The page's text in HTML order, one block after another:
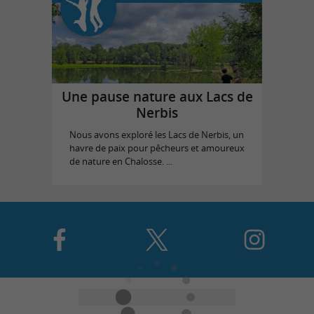
Une pause nature aux Lacs de
Nerbis
Nous avons exploré les Lacs de Nerbis, un
havre de paix pour pêcheurs et amoureux
de nature en Chalosse. ...